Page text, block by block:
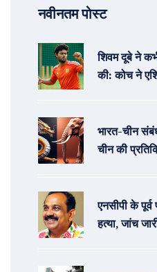
नवीनतम पोस्ट
शिवम दूबे ने
की: कोच ने
भारत-चीन
चीन की
एनसीपी के पूर्व
हत्या, जांच